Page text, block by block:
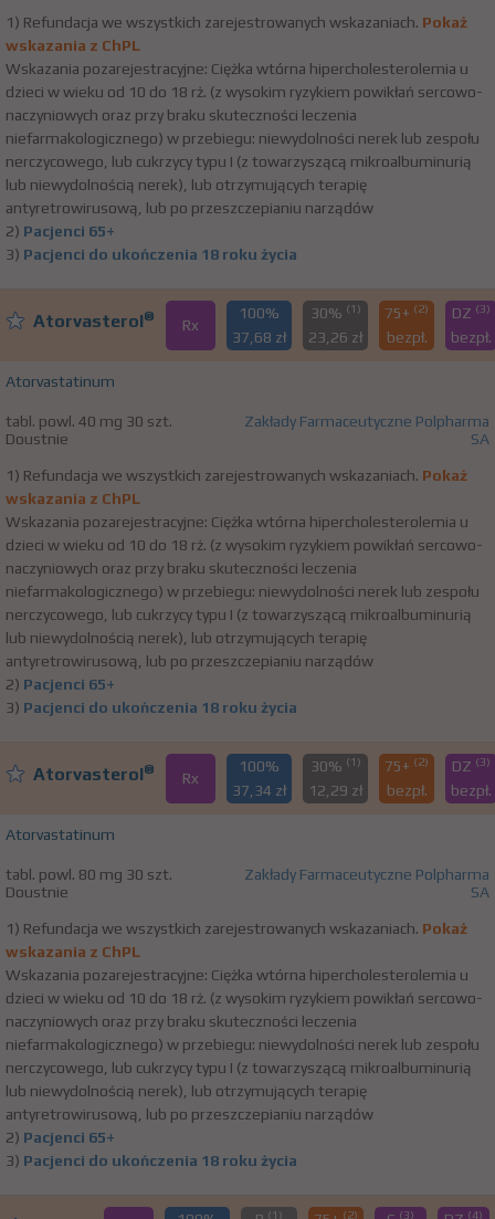
1) Refundacja we wszystkich zarejestrowanych wskazaniach. Pokaż
wskazania z ChPL
Wskazania pozarejestracyjne: Ciężka wtórna hipercholesterolemia u
dzieci w wieku od 10 do 18 rż. (z wysokim ryzykiem powikłań sercowo-
naczyniowych oraz przy braku skuteczności leczenia
niefarmakologicznego) w przebiegu: niewydolności nerek lub zespołu
nerczycowego, lub cukrzycy typu I (z towarzyszącą mikroalbuminurią
lub niewydolnością nerek), lub otrzymujących terapię
antyretrowirusową, lub po przeszczepianiu narządów
2) Pacjenci 65+
3) Pacjenci do ukończenia 18 roku życia
Atorvasterol® Rx
100%
37,68 zł
30% (1)
23,26 zł
75+ (2)
bezpł.
DZ (3)
bezpł.
Atorvastatinum
tabl. powl. 40 mg 30 szt.
Doustnie
Zakłady Farmaceutyczne Polpharma
SA
1) Refundacja we wszystkich zarejestrowanych wskazaniach. Pokaż
wskazania z ChPL
Wskazania pozarejestracyjne: Ciężka wtórna hipercholesterolemia u
dzieci w wieku od 10 do 18 rż. (z wysokim ryzykiem powikłań sercowo-
naczyniowych oraz przy braku skuteczności leczenia
niefarmakologicznego) w przebiegu: niewydolności nerek lub zespołu
nerczycowego, lub cukrzycy typu I (z towarzyszącą mikroalbuminurią
lub niewydolnością nerek), lub otrzymujących terapię
antyretrowirusową, lub po przeszczepianiu narządów
2) Pacjenci 65+
3) Pacjenci do ukończenia 18 roku życia
Atorvasterol® Rx
100%
37,34 zł
30% (1)
12,29 zł
75+ (2)
bezpł.
DZ (3)
bezpł.
Atorvastatinum
tabl. powl. 80 mg 30 szt.
Doustnie
Zakłady Farmaceutyczne Polpharma
SA
1) Refundacja we wszystkich zarejestrowanych wskazaniach. Pokaż
wskazania z ChPL
Wskazania pozarejestracyjne: Ciężka wtórna hipercholesterolemia u
dzieci w wieku od 10 do 18 rż. (z wysokim ryzykiem powikłań sercowo-
naczyniowych oraz przy braku skuteczności leczenia
niefarmakologicznego) w przebiegu: niewydolności nerek lub zespołu
nerczycowego, lub cukrzycy typu I (z towarzyszącą mikroalbuminurią
lub niewydolnością nerek), lub otrzymujących terapię
antyretrowirusową, lub po przeszczepianiu narządów
2) Pacjenci 65+
3) Pacjenci do ukończenia 18 roku życia
(1) (2) (3) (4)